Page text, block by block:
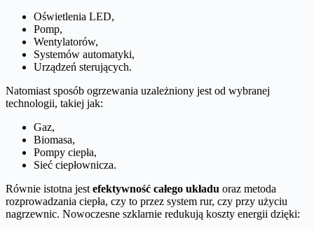
Oświetlenia LED,
Pomp,
Wentylatorów,
Systemów automatyki,
Urządzeń sterujących.
Natomiast sposób ogrzewania uzależniony jest od wybranej
technologii, takiej jak:
Gaz,
Biomasa,
Pompy ciepła,
Sieć ciepłownicza.
Równie istotna jest efektywność całego układu oraz metoda
rozprowadzania ciepła, czy to przez system rur, czy przy użyciu
nagrzewnic. Nowoczesne szklarnie redukują koszty energii dzięki: